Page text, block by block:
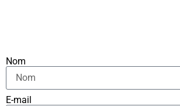
Nom
E-mail